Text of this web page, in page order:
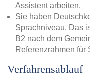
Assistent arbeiten.
Sie haben
Sprachniveau. Das
B2 nach dem
Referenzrahmen für
Verfahrensablauf